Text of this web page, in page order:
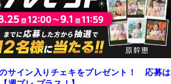
サイン入りチェキをプレゼント！ 応募は